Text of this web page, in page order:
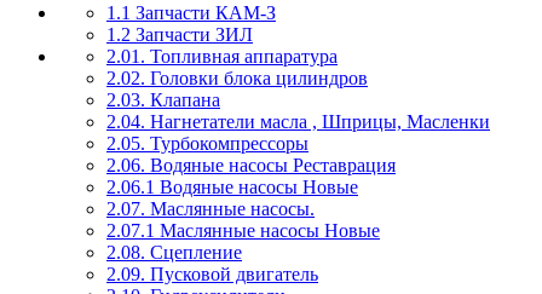
1.1 Запчасти КАМ-З
1.2 Запчасти ЗИЛ
2.01. Топливная аппаратура
2.02. Головки блока цилиндров
2.03. Клапана
2.04. Нагнетатели масла , Шприцы, Масленки
2.05. Турбокомпрессоры
2.06. Водяные насосы Реставрация
2.06.1 Водяные насосы Новые
2.07. Маслянные насосы.
2.07.1 Маслянные насосы Новые
2.08. Сцепление
2.09. Пусковой двигатель